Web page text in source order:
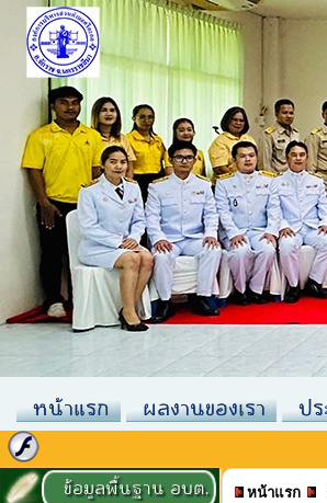
หน้าแรก ผลงานของเรา ป
ข้อมูลพื้นฐาน อบต. หน้าแรก